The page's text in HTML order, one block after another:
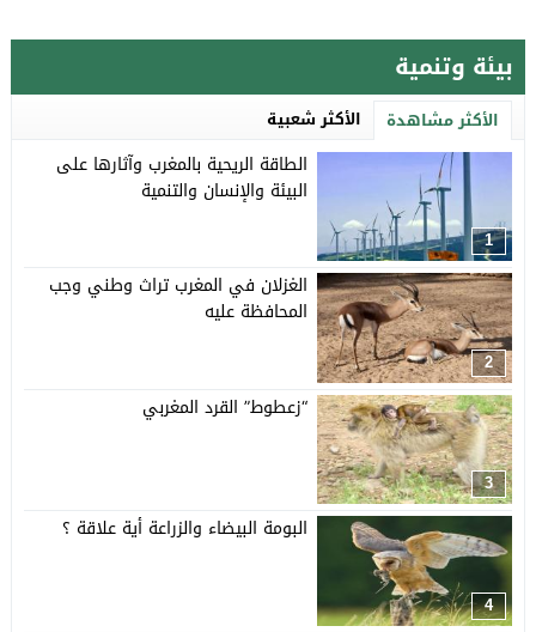
بيئة وتنمية
الأكثر مشاهدة الأكثر شعبية
1
الطاقة الريحية بالمغرب وآثارها على
البيئة والإنسان والتنمية
2
الغزلان في المغرب تراث وطني وجب
المحافظة عليه
3
“زعطوط” القرد المغربي
4
البومة البيضاء والزراعة أية علاقة ؟